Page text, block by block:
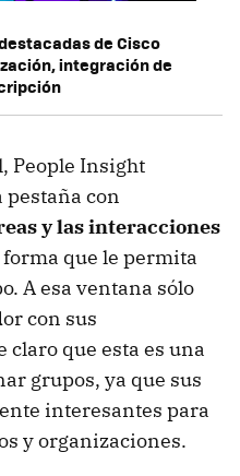
de Cisco
integración de
People Insight
pestaña con
y las interacciones
forma que le permita
A esa ventana sólo
con sus
claro que esta es una
grupos, ya que sus
interesantes para
y organizaciones.